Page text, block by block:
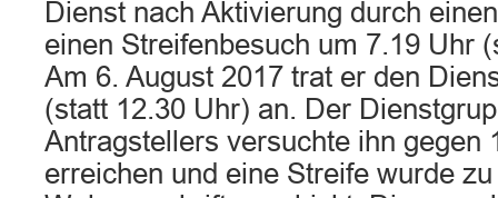
Dienst nach Aktivierung durch
einen Streifenbesuch um 7.19 Uhr
Am 6. August 2017 trat er den
(statt 12.30 Uhr) an. Der
Antragstellers versuchte ihn gegen
erreichen und eine Streife wurde